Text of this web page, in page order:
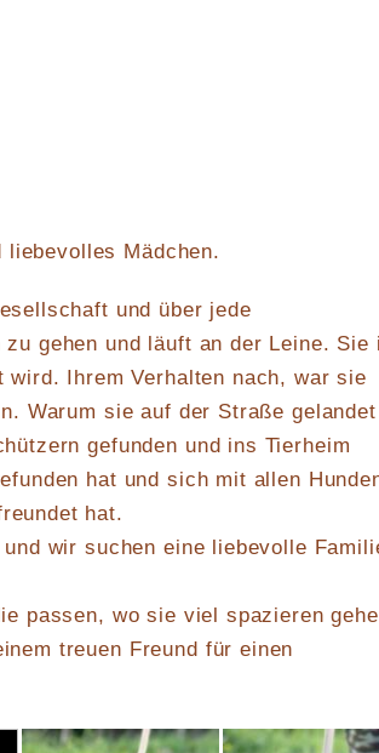
Mädchen.
und über jede
gehen und läuft an der Leine. Sie
Ihrem Verhalten nach, war sie
Warum sie auf der Straße
gefunden und ins Tierheim
hat und sich mit allen
hat.
wir suchen eine liebevolle
passen, wo sie viel spazieren
treuen Freund für einen